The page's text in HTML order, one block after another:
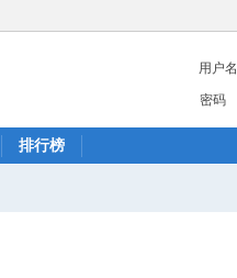
用户名
密码
排行榜